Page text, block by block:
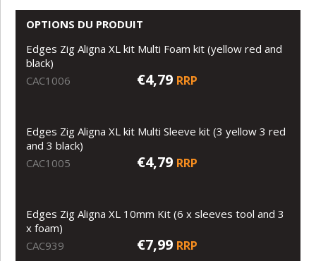
OPTIONS DU PRODUIT
Edges Zig Aligna XL kit Multi Foam kit (yellow red and
black)
CAC1006
€4,79 RRP
Edges Zig Aligna XL kit Multi Sleeve kit (3 yellow 3 red
and 3 black)
CAC1005
€4,79 RRP
Edges Zig Aligna XL 10mm Kit (6 x sleeves tool and 3
x foam)
CAC939
€7,99 RRP